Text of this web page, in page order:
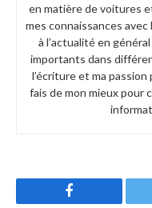
en matière de voitures
mes connaissances
à l’actualité en
importants dans
l’écriture et ma
fais de mon mieux pour